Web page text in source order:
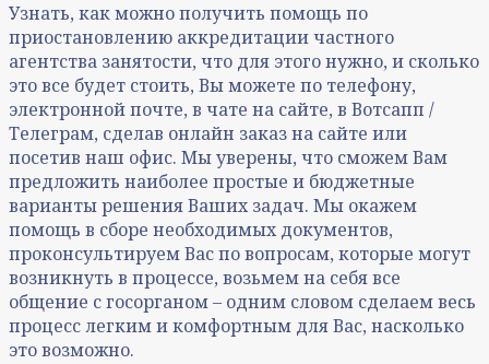
Узнать, как можно получить помощь по
приостановлению аккредитации частного
агентства занятости, что для этого нужно, и сколько
это все будет стоить, Вы можете по телефону,
электронной почте, в чате на сайте, в Вотсапп /
Телеграм, сделав онлайн заказ на сайте или
посетив наш офис. Мы уверены, что сможем Вам
предложить наиболее простые и бюджетные
варианты решения Ваших задач. Мы окажем
помощь в сборе необходимых документов,
проконсультируем Вас по вопросам, которые могут
возникнуть в процессе, возьмем на себя все
общение с госорганом – одним словом сделаем весь
процесс легким и комфортным для Вас, насколько
это возможно.